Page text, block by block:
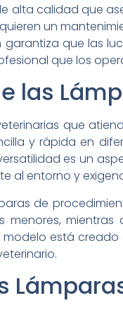
alta calidad que
un
que las
que los
las
que
y rápida en
es un
entorno y
de
está